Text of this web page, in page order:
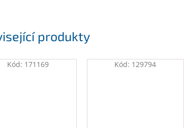
produkty
Kód: 171169 Kód: 129794